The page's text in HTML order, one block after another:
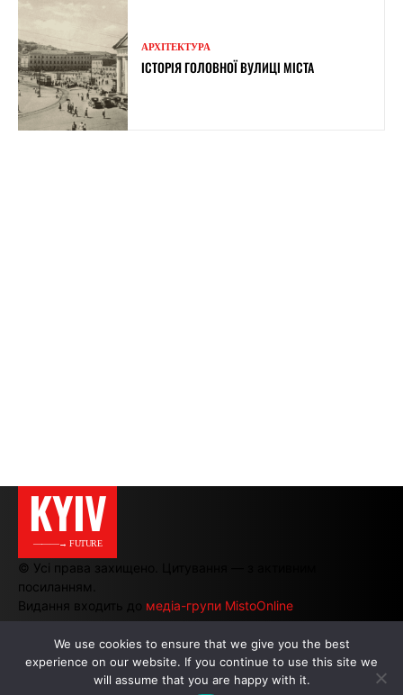
АРХІТЕКТУРА
ІСТОРІЯ ГОЛОВНОЇ ВУЛИЦІ МІСТА
KYIV
———→ FUTURE
© Усі права захищено. Цитування — з активним
посиланням.
Видання входить до медіа-групи MistoOnline
АВТОРИ | РЕКЛАМА НА САЙТІ
We use cookies to ensure that we give you the best
experience on our website. If you continue to use this site we
will assume that you are happy with it.